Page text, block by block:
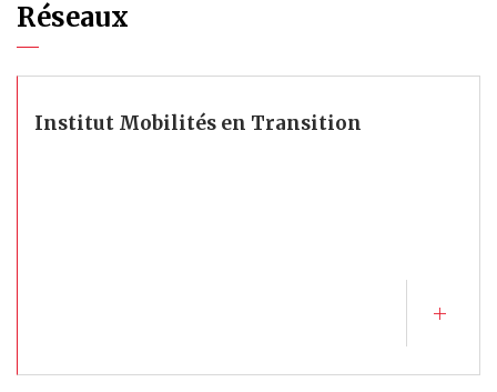
Réseaux
Institut Mobilités en Transition